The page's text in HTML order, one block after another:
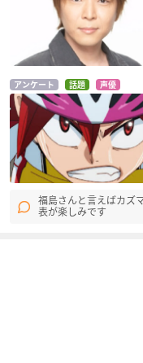
アンケート 話題 声優
福島さんと言えばカズ
表が楽しみです